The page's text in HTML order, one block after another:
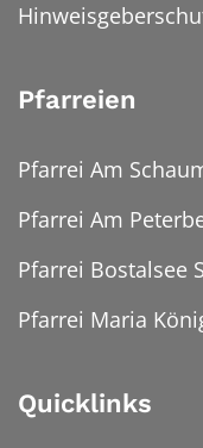
Pfarreien
Pfarrei Am
Pfarrei Am
Pfarrei Bostalsee
Pfarrei Maria
Quicklinks